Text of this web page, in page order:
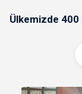
Ülkemizde